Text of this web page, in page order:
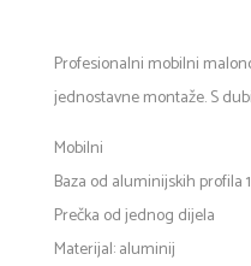
Profesionalni mobilni
jednostavne montaže. S
Mobilni
Baza od aluminijskih profila
Prečka od jednog dijela
Materijal: aluminij